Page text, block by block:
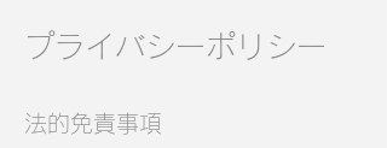
プライバシーポリシー
法的免責事項